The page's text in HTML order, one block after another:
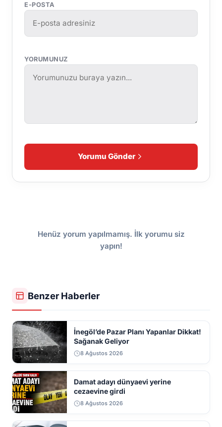
E-POSTA
YORUMUNUZ
Yorumu Gönder
Henüz yorum yapılmamış. İlk yorumu siz
yapın!
Benzer Haberler
İnegöl’de Pazar Planı Yapanlar Dikkat!
Sağanak Geliyor
8 Ağustos 2026
Damat adayı dünyaevi yerine
cezaevine girdi
8 Ağustos 2026